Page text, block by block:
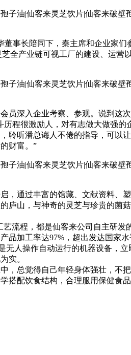
事长陪同下，秦主席和企业家
全产业链可视工厂的建设、运营
深入企业考察、参观。说到这
程很激励人，对有志做大做强的
聆听潘总诲人不倦的指导，可以
财富。”
通过丰富的馆藏、文献资料、
庐山，与神奇的灵芝与珍贵的菌
流程，都是仙客来公司自主研发
品加工率达97%，超出发达国家
人操作自动运行的机器设备，
实。
总觉得自己年轻身体强壮，不
搭配饮食结构，合理服用保健食